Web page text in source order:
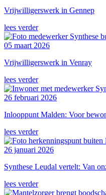
Vrijwilligerswerk in Gennep
lees verder
05 maart 2026
Vrijwilligerswerk in Venray
lees verder
26 februari 2026
Inlooppunt Malden: Voor
lees verder
26 januari 2026
Synthese Leudal vertelt: Van
lees verder